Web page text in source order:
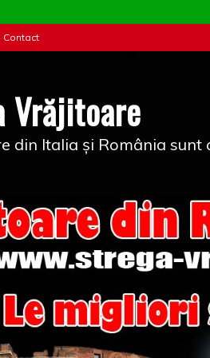
Contact
Vrăjitoare
din Italia și România sunt